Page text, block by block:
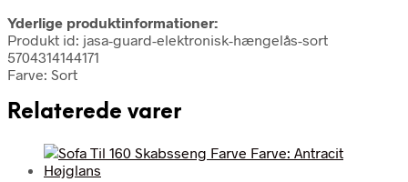
Yderlige produktinformationer:
Produkt id: jasa-guard-elektronisk-hængelås-sort
5704314144171
Farve: Sort
Relaterede varer